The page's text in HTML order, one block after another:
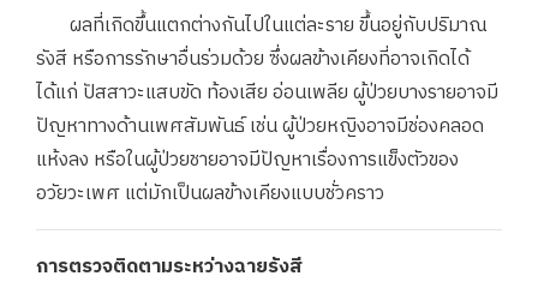
ผลที่เกิดขึ้นแตกต่างกันไปในแต่ละราย ขึ้นอยู่กับปริมาณ
รังสี หรือการรักษาอื่นร่วมด้วย ซึ่งผลข้างเคียงที่อาจเกิดได้
ได้แก่ ปัสสาวะแสบขัด ท้องเสีย อ่อนเพลีย ผู้ป่วยบางรายอาจมี
ปัญหาทางด้านเพศสัมพันธ์ เช่น ผู้ป่วยหญิงอาจมีช่องคลอด
แห้งลง หรือในผู้ป่วยชายอาจมีปัญหาเรื่องการแข็งตัวของ
อวัยวะเพศ แต่มักเป็นผลข้างเคียงแบบชั่วคราว
การตรวจติดตามระหว่างฉายรังสี